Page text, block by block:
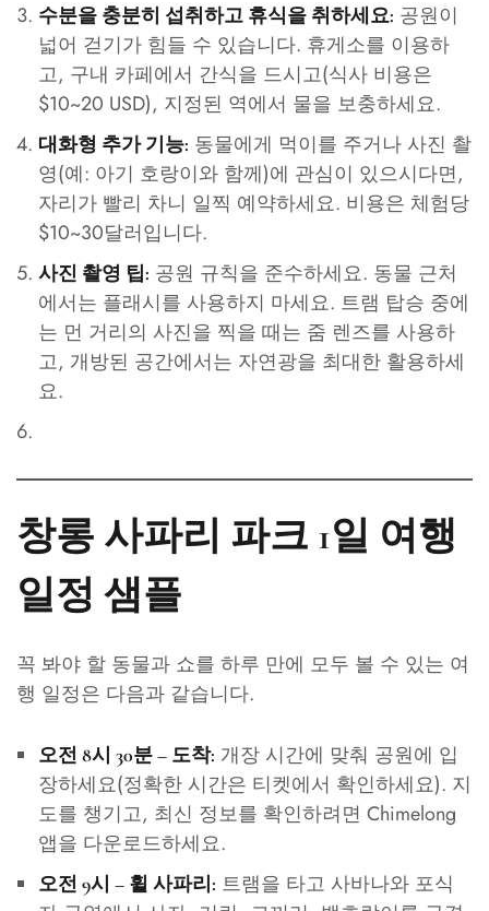
수분을 충분히 섭취하고 휴식을 취하세요: 공원이
넓어 걷기가 힘들 수 있습니다. 휴게소를 이용하
고, 구내 카페에서 간식을 드시고(식사 비용은
$10~20 USD), 지정된 역에서 물을 보충하세요.
대화형 추가 기능: 동물에게 먹이를 주거나 사진 촬
영(예: 아기 호랑이와 함께)에 관심이 있으시다면,
자리가 빨리 차니 일찍 예약하세요. 비용은 체험당
$10~30달러입니다.
사진 촬영 팁: 공원 규칙을 준수하세요. 동물 근처
에서는 플래시를 사용하지 마세요. 트램 탑승 중에
는 먼 거리의 사진을 찍을 때는 줌 렌즈를 사용하
고, 개방된 공간에서는 자연광을 최대한 활용하세
요.
창롱 사파리 파크 1일 여행
일정 샘플
꼭 봐야 할 동물과 쇼를 하루 만에 모두 볼 수 있는 여
행 일정은 다음과 같습니다.
오전 8시 30분 – 도착: 개장 시간에 맞춰 공원에 입
장하세요(정확한 시간은 티켓에서 확인하세요). 지
도를 챙기고, 최신 정보를 확인하려면 Chimelong
앱을 다운로드하세요.
오전 9시 – 휠 사파리: 트램을 타고 사바나와 포식